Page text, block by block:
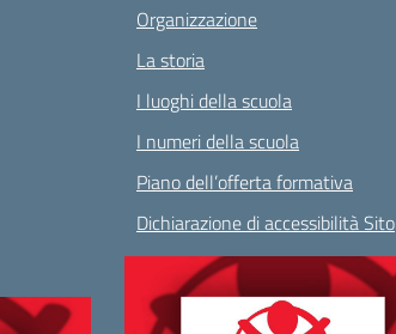
Organizzazione
La storia
I luoghi della scuola
I numeri della scuola
Piano dell’offerta formativa
Dichiarazione di accessibilità Sito